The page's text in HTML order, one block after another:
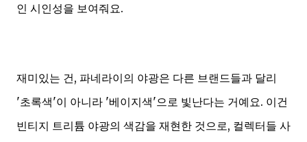
인 시인성을 보여줘요.
재미있는 건, 파네라이의 야광은 다른 브랜드들과 달리
'초록색'이 아니라 '베이지색'으로 빛난다는 거예요. 이건
빈티지 트리튬 야광의 색감을 재현한 것으로, 컬렉터들 사